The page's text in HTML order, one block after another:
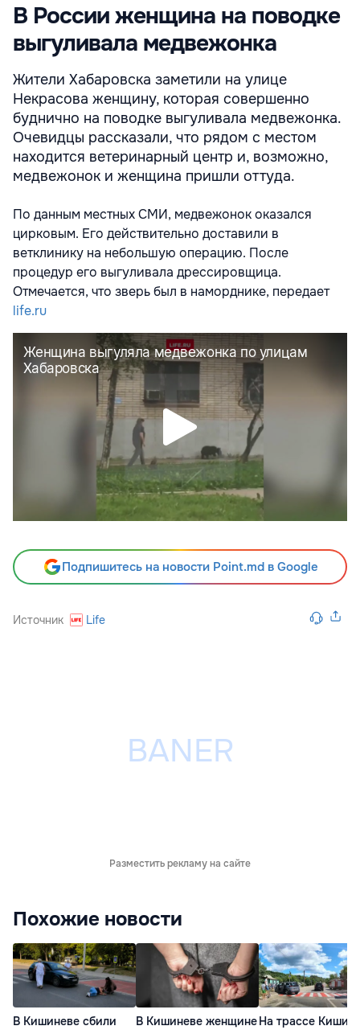
В России женщина на поводке
выгуливала медвежонка
Жители Хабаровска заметили на улице
Некрасова женщину, которая совершенно
буднично на поводке выгуливала медвежонка.
Очевидцы рассказали, что рядом с местом
находится ветеринарный центр и, возможно,
медвежонок и женщина пришли оттуда.
По данным местных СМИ, медвежонок оказался
цирковым. Его действительно доставили в
ветклинику на небольшую операцию. После
процедур его выгуливала дрессировщица.
Отмечается, что зверь был в наморднике, передает
life.ru
Подпишитесь на новости Point.md в Google
Источник Life
Разместить рекламу на сайте
Похожие новости
В Кишиневе сбили
В Кишиневе женщинеНа трассе